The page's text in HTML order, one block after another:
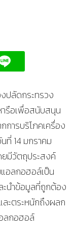
ปลัดกระทรวง
ารือเพื่อสนับสนุน
การบริโภคเครื่อง
ที่ 14 มกราคม
มีวัตถุประสงค์
อลกอฮอล์เป็น
นำข้อมูลที่ถูกต้อง
ละตระหนักถึงผลก
ลกอฮอล์